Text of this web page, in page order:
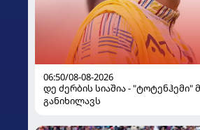
06:50/08-08-2026
დე ძერბის სიაშია - "ტოტენჰემი"
განიხილავს